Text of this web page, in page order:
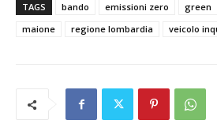
TAGS bando emissioni zero green
maione
regione lombardia veicolo